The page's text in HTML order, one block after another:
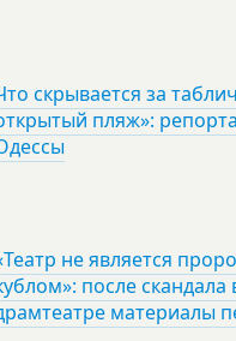
скрывается за
пляж»:
не является
после скандала
материалы